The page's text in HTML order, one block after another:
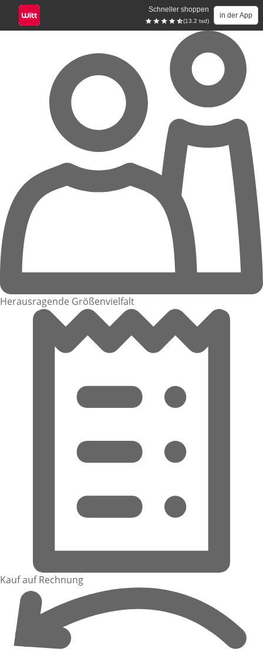
Schneller shoppen
(13.2 tsd)
in der App
Herausragende Größenvielfalt
Kauf auf Rechnung